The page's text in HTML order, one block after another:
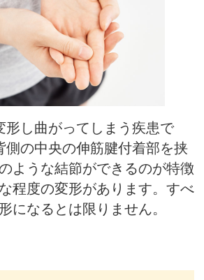
形し曲がってしまう疾患で
側の中央の伸筋腱付着部を挟
ような結節ができるのが特徴
程度の変形があります。すべ
になるとは限りません。